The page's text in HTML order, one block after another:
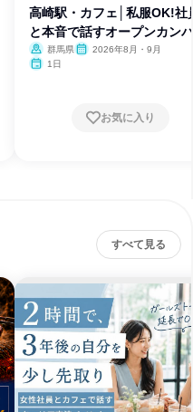
高崎駅・カフェ│私服OK!社
と本音で話すオープンカン
ー 群馬県
2026年8月・9月
1日
お気に入り
すべて見る